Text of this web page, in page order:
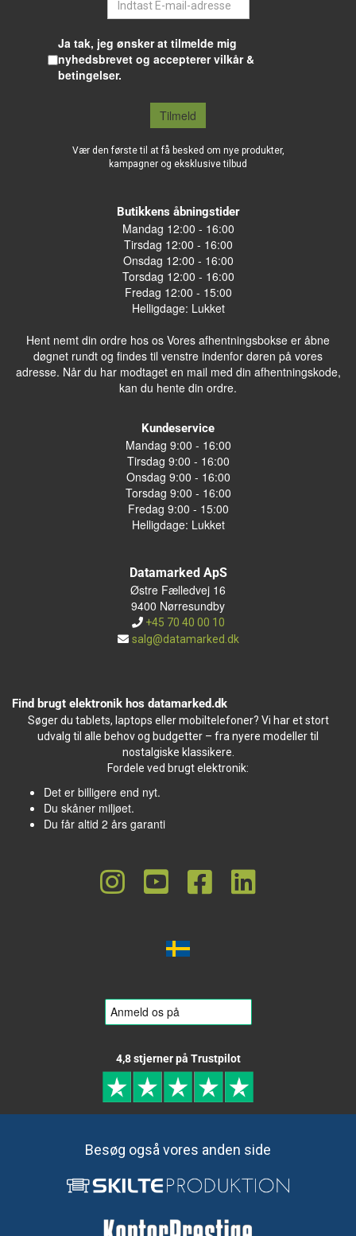
Ja tak, jeg ønsker at tilmelde mig
nyhedsbrevet og accepterer vilkår &
betingelser.
Tilmeld
Vær den første til at få besked om nye produkter,
kampagner og eksklusive tilbud
Butikkens åbningstider
Mandag 12:00 - 16:00
Tirsdag 12:00 - 16:00
Onsdag 12:00 - 16:00
Torsdag 12:00 - 16:00
Fredag 12:00 - 15:00
Helligdage: Lukket
Hent nemt din ordre hos os Vores afhentningsbokse er åbne
døgnet rundt og findes til venstre indenfor døren på vores
adresse. Når du har modtaget en mail med din afhentningskode,
kan du hente din ordre.
Kundeservice
Mandag 9:00 - 16:00
Tirsdag 9:00 - 16:00
Onsdag 9:00 - 16:00
Torsdag 9:00 - 16:00
Fredag 9:00 - 15:00
Helligdage: Lukket
Datamarked ApS
Østre Fælledvej 16
9400 Nørresundby
+45 70 40 00 10
salg@datamarked.dk
Find brugt elektronik hos datamarked.dk
Søger du tablets, laptops eller mobiltelefoner? Vi har et stort
udvalg til alle behov og budgetter – fra nyere modeller til
nostalgiske klassikere.
Fordele ved brugt elektronik:
Det er billigere end nyt.
Du skåner miljøet.
Du får altid 2 års garanti
4,8 stjerner på Trustpilot
Besøg også vores anden side